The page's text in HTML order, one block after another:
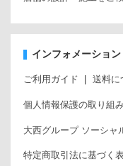
インフォメーション
ご利用ガイド 送料に
個人情報保護の取り組
大西グループ ソーシャ
特定商取引法に基づく